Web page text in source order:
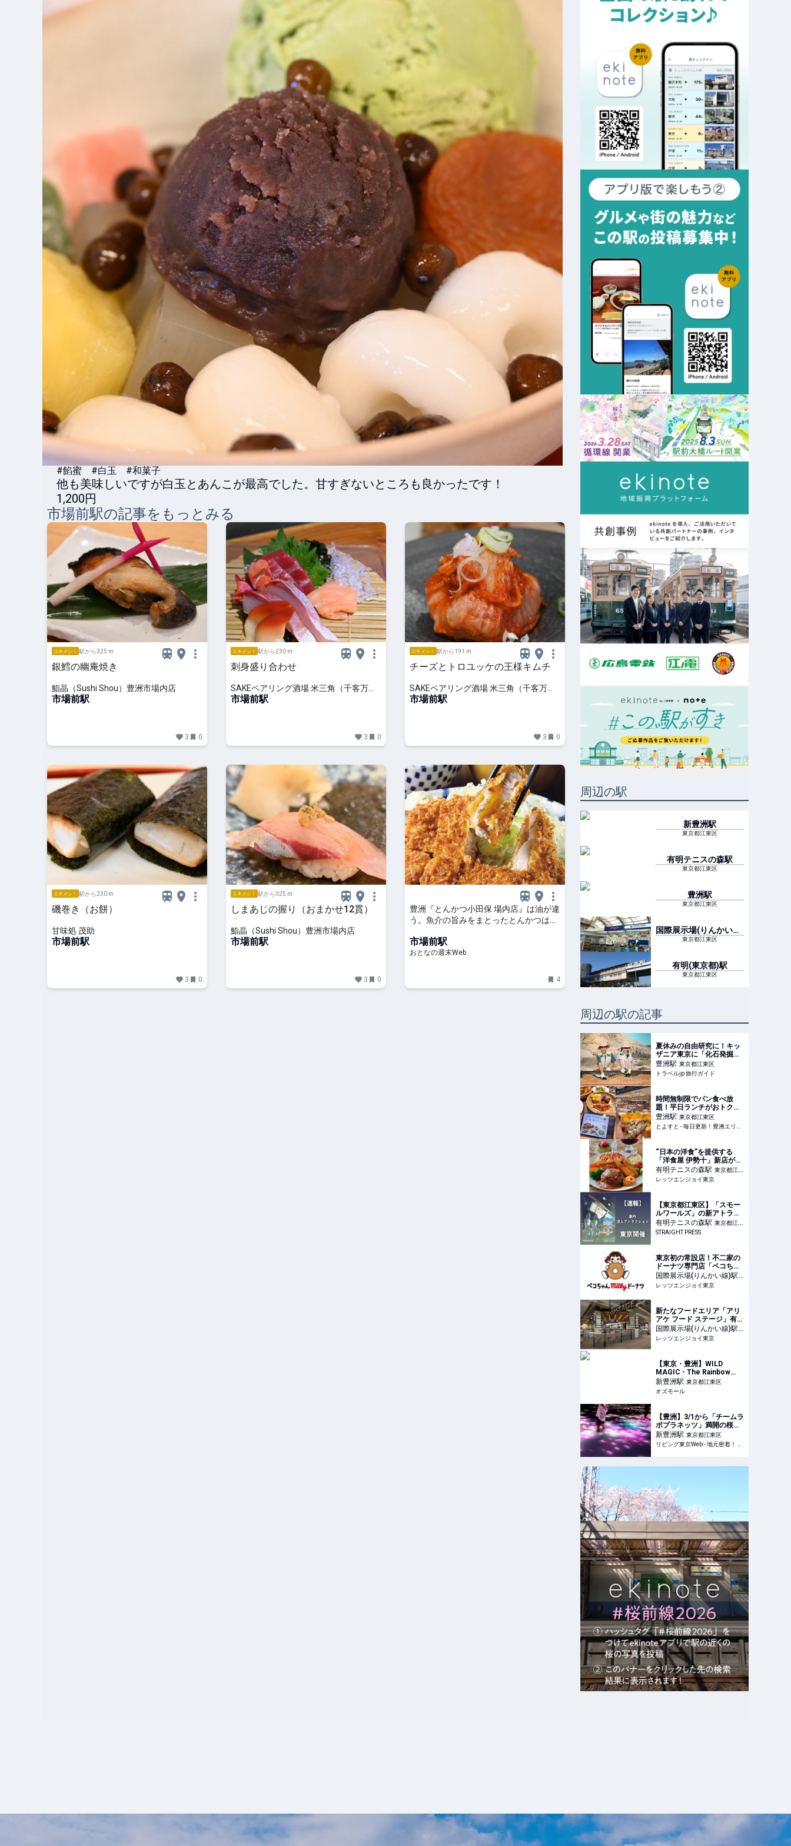
#餡蜜 #白玉 #和菓子
他も美味しいですが白玉とあんこが最高でした。甘すぎないところも良かったです！
1,200円
市場前駅の記事をもっとみる
エキメシ！ 駅から325 m
銀鱈の幽庵焼き
鮨晶（Sushi Shou）豊洲市場内店
市場前駅
3 0
エキメシ！ 駅から230 m
刺身盛り合わせ
SAKEペアリング酒場 米三角（千客万来
｜豊洲）
市場前駅
3 0
エキメシ！ 駅から191 m
チーズとトロユッケの王様キムチ
SAKEペアリング酒場 米三角（千客万来
｜豊洲）
市場前駅
3 0
エキメシ！ 駅から230 m
磯巻き（お餅）
甘味処 茂助
市場前駅
3 0
エキメシ！ 駅から325 m
しまあじの握り（おまかせ12貫）
鮨晶（Sushi Shou）豊洲市場内店
市場前駅
3 0
豊洲『とんかつ小田保 場内店』は油が違
う。魚介の旨みをまとったとんかつは市
市場前駅
おとなの週末Web
4
周辺の駅
新豊洲駅
東京都江東区
有明テニスの森駅
東京都江東区
豊洲駅
東京都江東区
国際展示場(りんかい線)
駅
東京都江東区
有明(東京都)駅
東京都江東区
周辺の駅の記事
夏休みの自由研究に！キッ
ザニア東京に「化石発掘現
場」と夏限定アクティビテ
ィ登場 | 東京都 | トラベルjp
旅行ガイド
豊洲駅 東京都江東区
トラベルjp 旅行ガイド
時間無制限でパン食べ放
題！平日ランチがおトクな
「BAKERY RESTAURANT
C 豊洲セイルパーク店」 -
とよすと - 毎日更新！豊洲
報サイト
豊洲駅 東京都江東区
とよすと - 毎日更新！豊洲エリアの今がわかる地域情報サイト
“日本の洋食”を提供する
「洋食屋 伊勢十」新店が有
明ガーデンにオープン｜レ
ッツエンジョイ東京
有明テニスの森駅 東京都江東
区
レッツエンジョイ東京
【東京都江東区】「スモー
ルワールズ」の新アトラク
ションのチケット発売！圧
倒的没入感の宇宙旅行へ
有明テニスの森駅 東京都江東
区
STRAIGHT PRESS
東京初の常設店！不二家の
ドーナツ専門店「ペコちゃ
んmilkyドーナツ」有明ガー
デンに誕生｜レッツエンジ
国際展示場(りんかい線)駅
東京都江東区
レッツエンジョイ東京
新たなフードエリア「アリ
アケ フード ステージ」有明
ガーデンに誕生！｜レッツ
エンジョイ東京
国際展示場(りんかい線)駅
東京都江東区
レッツエンジョイ東京
【東京・豊洲】WILD
MAGIC - The Rainbow
Farm -｜東京近郊のバーベ
キュースポット 2024 -
新豊洲駅 東京都江東区
オズモール
【豊洲】3/1から「チームラ
ボプラネッツ」満開の桜！
自宅のランがまた咲きまし
た！
新豊洲駅 東京都江東区
リビング東京Web - 地元密着！ 東京23区のグルメ、イベント、お出かけ、習い事情報